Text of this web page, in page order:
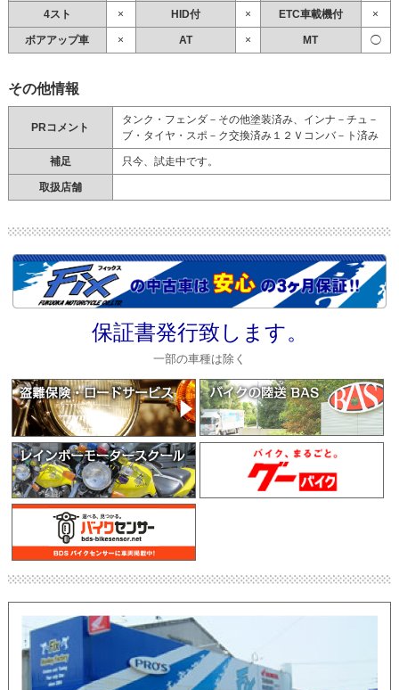
4スト × HID付 × ETC車載機付 ×
ボアアップ車 × AT × MT ◯
その他情報
PRコメント
タンク・フェンダ－その他塗装済み、インナ－チュ－
ブ・タイヤ・スポ－ク交換済み１２Ｖコンバ－ト済み
補足 只今、試走中です。
取扱店舗
保証書発行致します。
一部の車種は除く